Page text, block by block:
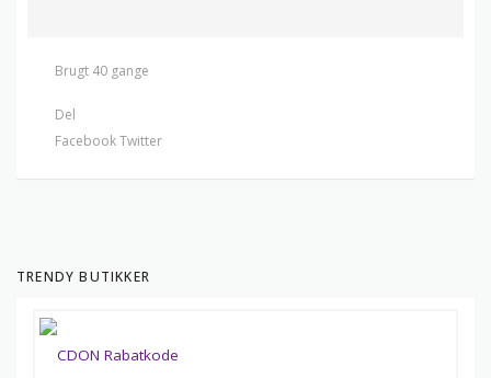
Brugt 40 gange
Del
FacebookTwitter
TRENDY BUTIKKER